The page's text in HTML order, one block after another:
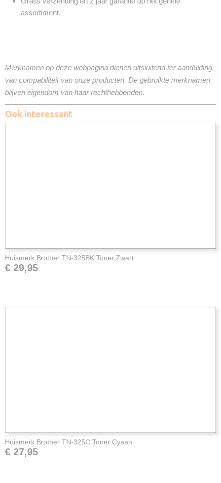
assortiment.
Merknamen op deze webpagina dienen uitsluitend ter aanduiding
van compabiliteit van onze producten. De gebruikte merknamen
blijven eigendom van haar rechthebbenden.
Ook interessant
Huismerk Brother TN-325BK Toner Zwart
€ 29,95
Huismerk Brother TN-325C Toner Cyaan
€ 27,95